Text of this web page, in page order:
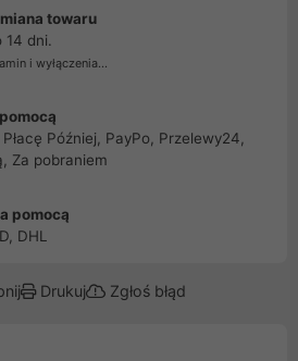
towaru
14 dni.
i wyłączenia...
Później, PayPo, Przelewy24,
Za pobraniem
pomocą
DHL
Drukuj Zgłoś błąd